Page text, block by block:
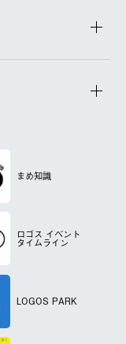
まめ知識
ロゴス イベント
タイムライン
LOGOS PARK